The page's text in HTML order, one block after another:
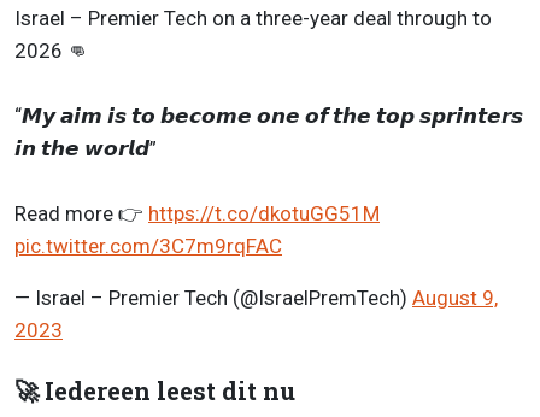
Israel – Premier Tech on a three-year deal through to
2026 👊
“𝙈𝙮 𝙖𝙞𝙢 𝙞𝙨 𝙩𝙤 𝙗𝙚𝙘𝙤𝙢𝙚 𝙤𝙣𝙚 𝙤𝙛 𝙩𝙝𝙚 𝙩𝙤𝙥 𝙨𝙥𝙧𝙞𝙣𝙩𝙚𝙧𝙨
𝙞𝙣 𝙩𝙝𝙚 𝙬𝙤𝙧𝙡𝙙”
Read more 👉 https://t.co/dkotuGG51M
pic.twitter.com/3C7m9rqFAC
— Israel – Premier Tech (@IsraelPremTech) August 9,
2023
🚀 Iedereen leest dit nu